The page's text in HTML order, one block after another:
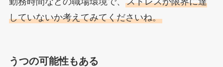
していないか考えてみてくださいね。
うつの可能性もある